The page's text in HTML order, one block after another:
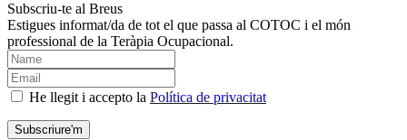
Subscriu-te al Breus
Estigues informat/da de tot el que passa al COTOC i el món
professional de la Teràpia Ocupacional.
He llegit i accepto la Política de privacitat